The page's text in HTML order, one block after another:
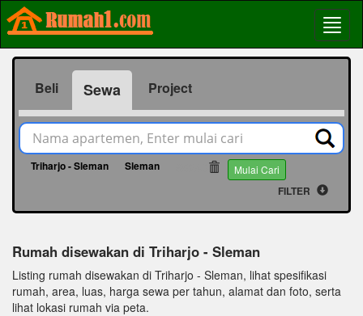
Beli Sewa Project
Triharjo - Sleman Sleman Mulai Cari
FILTER
Rumah disewakan di Triharjo - Sleman
Listing rumah disewakan di Triharjo - Sleman, lihat spesifikasi
rumah, area, luas, harga sewa per tahun, alamat dan foto, serta
lihat lokasi rumah via peta.